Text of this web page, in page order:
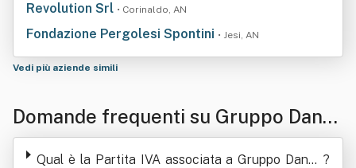
Revolution Srl • Corinaldo, AN
Fondazione Pergolesi Spontini • Jesi, AN
Vedi più aziende simili
Domande frequenti su Gruppo Danza
Oggi Associazione Culturale
Qual è la Partita IVA associata a Gruppo Danza ?